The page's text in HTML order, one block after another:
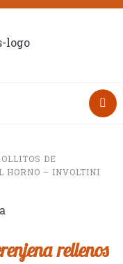
DE
HORNO – INVOLTINI
rellenos